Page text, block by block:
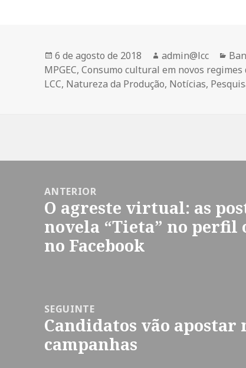
Publicado
em
6 de agosto de 2018 Autor
admin@lcc
MPGEC,Consumo cultural em novos
LCC, Natureza da Produção, Notícias,
ANTERIOR
Post
anterior:
O agreste virtual: as
novela “Tieta” no perfil
no Facebook
SEGUINTE
Próximo
post:
Candidatos vão apostar
campanhas